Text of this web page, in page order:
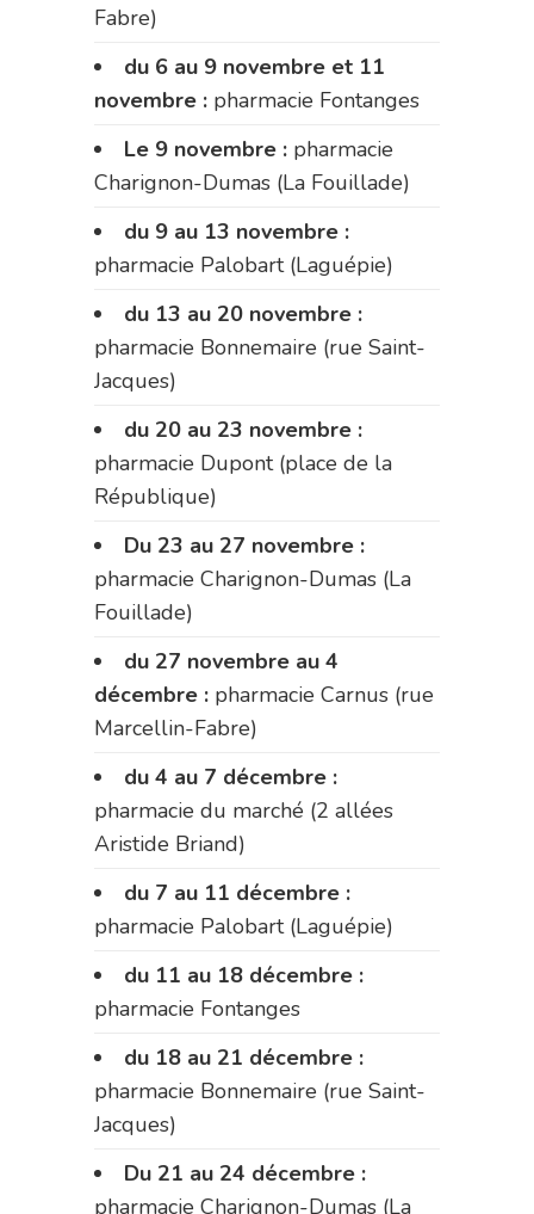
Fabre)
du 6 au 9 novembre et 11
novembre : pharmacie Fontanges
Le 9 novembre : pharmacie
Charignon-Dumas (La Fouillade)
du 9 au 13 novembre :
pharmacie Palobart (Laguépie)
du 13 au 20 novembre :
pharmacie Bonnemaire (rue Saint-
Jacques)
du 20 au 23 novembre :
pharmacie Dupont (place de la
République)
Du 23 au 27 novembre :
pharmacie Charignon-Dumas (La
Fouillade)
du 27 novembre au 4
décembre : pharmacie Carnus (rue
Marcellin-Fabre)
du 4 au 7 décembre :
pharmacie du marché (2 allées
Aristide Briand)
du 7 au 11 décembre :
pharmacie Palobart (Laguépie)
du 11 au 18 décembre :
pharmacie Fontanges
du 18 au 21 décembre :
pharmacie Bonnemaire (rue Saint-
Jacques)
Du 21 au 24 décembre :
pharmacie Charignon-Dumas (La